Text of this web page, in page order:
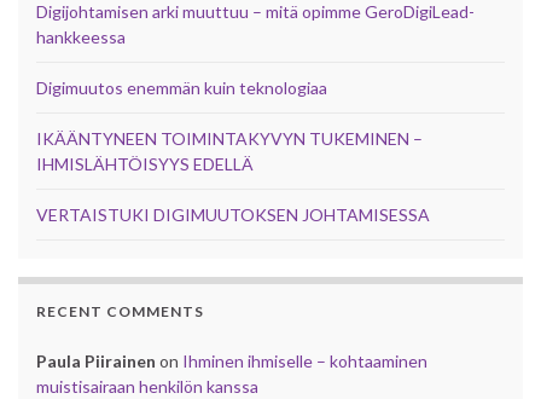
Digijohtamisen arki muuttuu – mitä opimme GeroDigiLead-
hankkeessa
Digimuutos enemmän kuin teknologiaa
IKÄÄNTYNEEN TOIMINTAKYVYN TUKEMINEN –
IHMISLÄHTÖISYYS EDELLÄ
VERTAISTUKI DIGIMUUTOKSEN JOHTAMISESSA
RECENT COMMENTS
Paula Piirainen on Ihminen ihmiselle – kohtaaminen
muistisairaan henkilön kanssa